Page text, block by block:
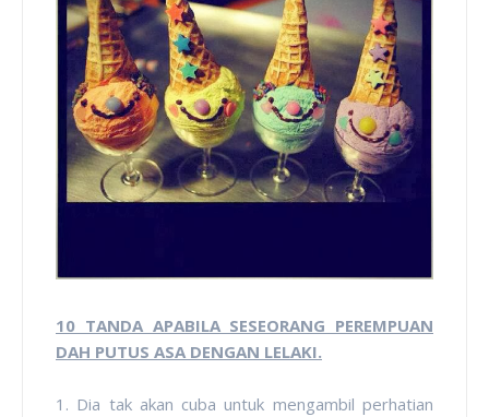
10 TANDA APABILA SESEORANG PEREMPUAN
DAH PUTUS ASA DENGAN LELAKI.
1. Dia tak akan cuba untuk mengambil perhatian